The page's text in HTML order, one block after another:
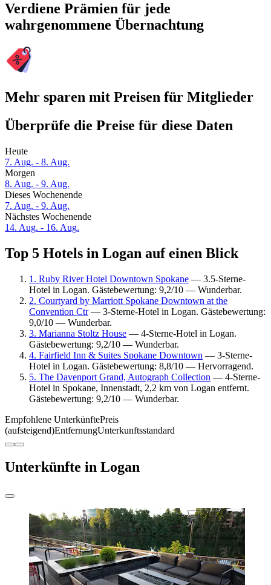
Verdiene Prämien für jede
wahrgenommene Übernachtung
Mehr sparen mit Preisen für Mitglieder
Überprüfe die Preise für diese Daten
Heute
7. Aug. - 8. Aug.
Morgen
8. Aug. - 9. Aug.
Dieses Wochenende
7. Aug. - 9. Aug.
Nächstes Wochenende
14. Aug. - 16. Aug.
Top 5 Hotels in Logan auf einen Blick
1. Ruby River Hotel Downtown Spokane — 3.5-Sterne-
Hotel in Logan. Gästebewertung: 9,2/10 — Wunderbar.
2. Courtyard by Marriott Spokane Downtown at the
Convention Ctr— 3-Sterne-Hotel in Logan. Gästebewertung:
9,0/10 — Wunderbar.
3. Marianna Stoltz House — 4-Sterne-Hotel in Logan.
Gästebewertung: 9,2/10 — Wunderbar.
4. Fairfield Inn & Suites Spokane Downtown — 3-Sterne-
Hotel in Logan. Gästebewertung: 8,8/10 — Hervorragend.
5. The Davenport Grand, Autograph Collection — 4-Sterne-
Hotel in Spokane, Innenstadt, 2,2 km von Logan entfernt.
Gästebewertung: 9,2/10 — Wunderbar.
Empfohlene UnterkünftePreis
(aufsteigend)EntfernungUnterkunftsstandard
Unterkünfte in Logan